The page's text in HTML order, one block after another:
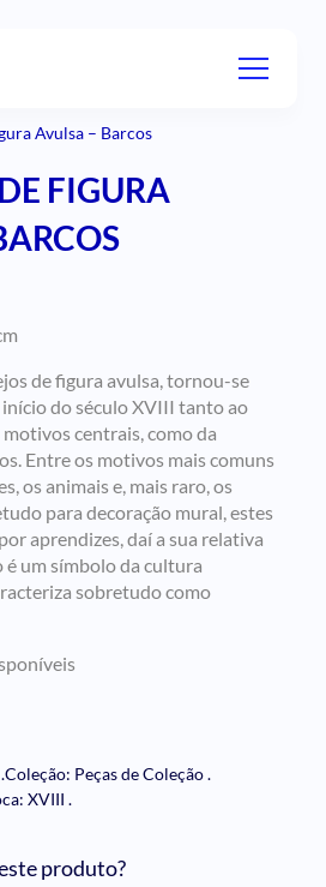
Avulsa – Barcos
FIGURA
de figura avulsa, tornou-se
do século XVIII tanto ao
centrais, como da
Entre os motivos mais comuns
os animais e, mais raro, os
para decoração mural, estes
aprendizes, daí a sua relativa
é um símbolo da cultura
sobretudo como
.Coleção: Peças de Coleção.
XVIII .
produto?